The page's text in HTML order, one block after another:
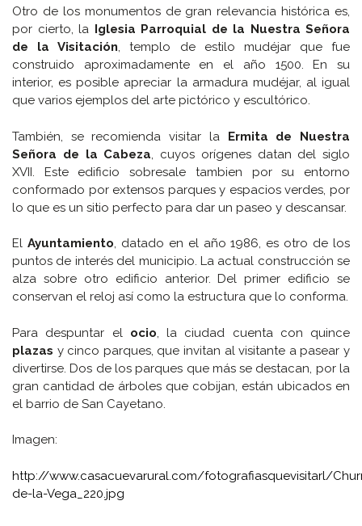
Otro de los monumentos de gran relevancia histórica es,
por cierto, la Iglesia Parroquial de la Nuestra Señora
de la Visitación, templo de estilo mudéjar que fue
construido aproximadamente en el año 1500. En su
interior, es posible apreciar la armadura mudéjar, al igual
que varios ejemplos del arte pictórico y escultórico.
También, se recomienda visitar la Ermita de Nuestra
Señora de la Cabeza , cuyos orígenes datan del siglo
XVII. Este edificio sobresale tambien por su entorno
conformado por extensos parques y espacios verdes, por
lo que es un sitio perfecto para dar un paseo y descansar.
El Ayuntamiento, datado en el año 1986, es otro de los
puntos de interés del municipio. La actual construcción se
alza sobre otro edificio anterior. Del primer edificio se
conservan el reloj así como la estructura que lo conforma.
Para despuntar el ocio , la ciudad cuenta con quince
plazas y cinco parques, que invitan al visitante a pasear y
divertirse. Dos de los parques que más se destacan, por la
gran cantidad de árboles que cobijan, están ubicados en
el barrio de San Cayetano.
Imagen:
http://www.casacuevarural.com/fotografiasquevisitarl/
de-la-Vega_220.jpg